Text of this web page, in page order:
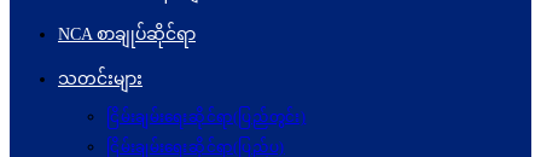
NCA စာချုပ်ဆိုင်ရာ
သတင်းများ
ငြိမ်းချမ်းရေးဆိုင်ရာ(ပြည်တွင်း)
ငြိမ်းချမ်းရေးဆိုင်ရာ(ပြည်ပ)